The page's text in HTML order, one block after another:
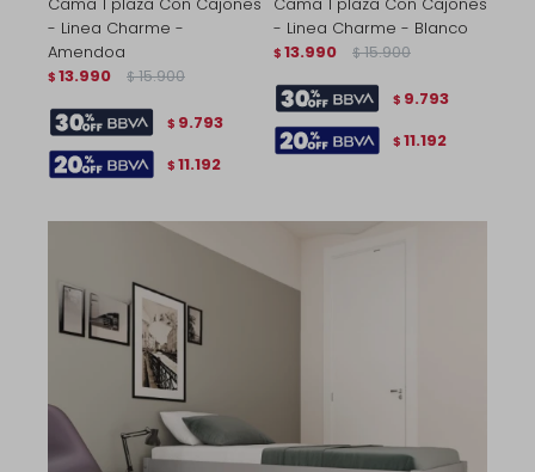
- Linea Charme -
Amendoa
$ 13.990 $ 15.900
$ 9.793
$ 11.192
- Linea Charme - Blanco
$ 13.990 $ 15.900
$ 9.793
$ 11.192